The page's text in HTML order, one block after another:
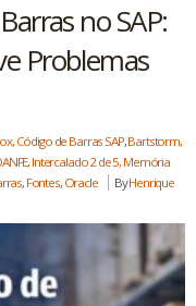
no SAP:
Problemas
Código de Barras SAP,Bartstorm,
Intercalado 2 de 5, Memória
, Fontes, Oracle ByHenrique